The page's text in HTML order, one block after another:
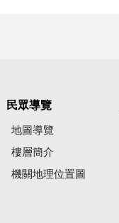
民眾導覽
地圖導覽
樓層簡介
機關地理位置圖